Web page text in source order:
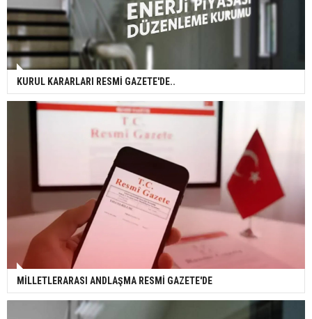
KURUL KARARLARI RESMİ GAZETE'DE..
MİLLETLERARASI ANDLAŞMA RESMİ GAZETE'DE